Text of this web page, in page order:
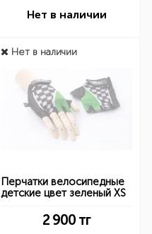
Нет в наличии
Нет в наличии
Перчатки велосипедные
детские цвет зеленый XS
2 900 тг